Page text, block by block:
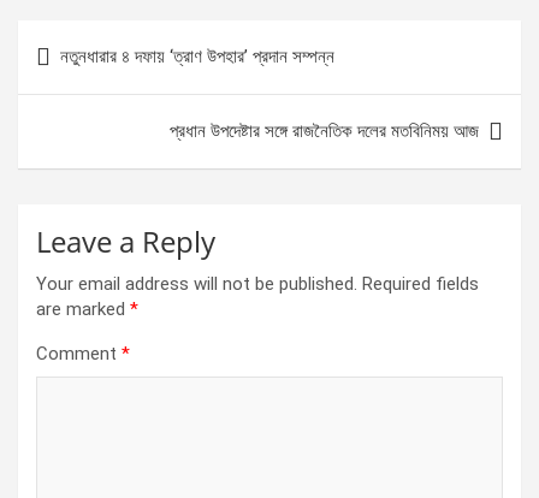
o
g A
p
p
Post
navigation
নতুনধারার ৪ দফায় ‘ত্রাণ উপহার’ প্রদান সম্পন্ন
প্রধান উপদেষ্টার সঙ্গে রাজনৈতিক দলের মতবিনিময় আজ
Leave a Reply
Your email address will not be published. Required fields
are marked *
Comment *